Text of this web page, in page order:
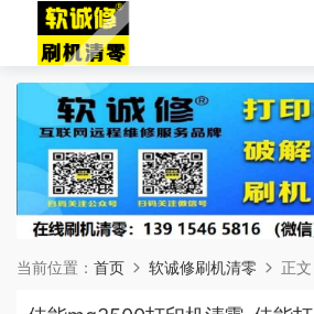
当前位置： 首页 软诚修刷机清零 正文